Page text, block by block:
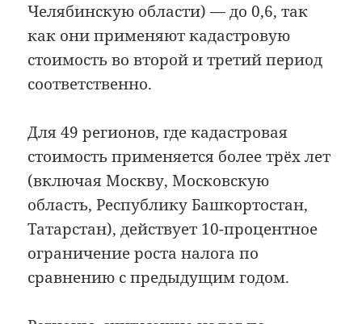
Челябинскую области) — до 0,6, так
как они применяют кадастровую
стоимость во второй и третий период
соответственно.
Для 49 регионов, где кадастровая
стоимость применяется более трёх лет
(включая Москву, Московскую
область, Республику Башкортостан,
Татарстан), действует 10-процентное
ограничение роста налога по
сравнению с предыдущим годом.